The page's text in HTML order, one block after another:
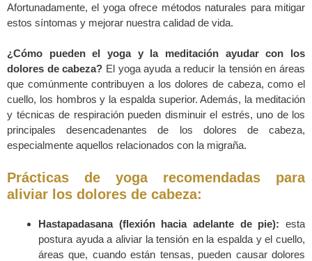
Afortunadamente, el yoga ofrece métodos naturales para mitigar
estos síntomas y mejorar nuestra calidad de vida.
¿Cómo pueden el yoga y la meditación ayudar con los
dolores de cabeza? El yoga ayuda a reducir la tensión en áreas
que comúnmente contribuyen a los dolores de cabeza, como el
cuello, los hombros y la espalda superior. Además, la meditación
y técnicas de respiración pueden disminuir el estrés, uno de los
principales desencadenantes de los dolores de cabeza,
especialmente aquellos relacionados con la migraña.
Prácticas de yoga recomendadas para
aliviar los dolores de cabeza:
Hastapadasana (flexión hacia adelante de pie): esta
postura ayuda a aliviar la tensión en la espalda y el cuello,
áreas que, cuando están tensas, pueden causar dolores